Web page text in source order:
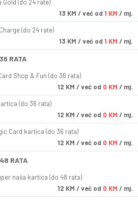
Gold (do 24 rate)
13 KM / već od 1 KM / mj.
(do 24 rate)
13 KM / već od 1 KM / mj.
RATA
Shop & Fun (do 36 rata)
12 KM / već od 0 KM / mj.
(do 36 rata)
12 KM / već od 0 KM / mj.
Card kartica (do 36 rata)
12 KM / već od 0 KM / mj.
RATA
naša kartica (do 48 rata)
12 KM / već od 0 KM / mj.